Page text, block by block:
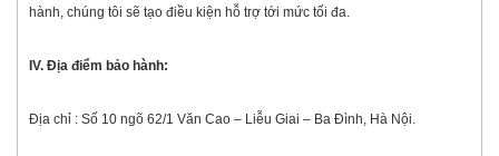
hành, chúng tôi sẽ tạo điều kiện hỗ trợ tới mức tối đa.
IV. Địa điểm bảo hành:
Địa chỉ : Số 10 ngõ 62/1 Văn Cao – Liễu Giai – Ba Đình, Hà Nội.